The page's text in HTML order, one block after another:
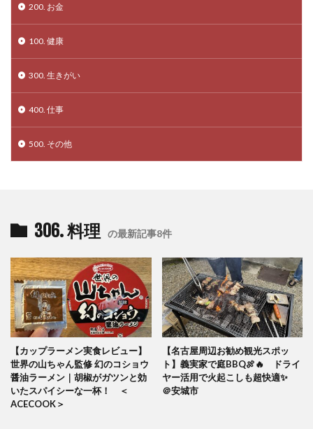
200. お金
100. 健康
300. 生きがい
400. 仕事
500. その他
306. 料理 の最新記事8件
【カップラーメン実食レビュー】
世界の山ちゃん監修 幻のコショウ
醤油ラーメン｜胡椒がガツンと効
いたスパイシーな一杯！ ＜
ACECOOK＞
【名古屋周辺お勧め観光スポッ
ト】義実家で庭BBQ🍖🔥 ドライ
ヤー活用で火起こしも超快適✨
＠安城市